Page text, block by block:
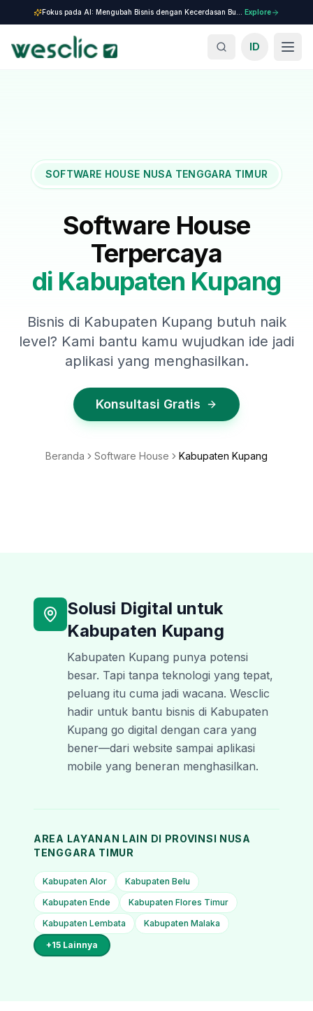
Explore
ID
SOFTWARE HOUSE NUSA TENGGARA TIMUR
Software House
Terpercaya
di Kabupaten Kupang
Bisnis di Kabupaten Kupang butuh naik
level? Kami bantu kamu wujudkan ide jadi
aplikasi yang menghasilkan.
Konsultasi Gratis
Beranda Software House Kabupaten Kupang
Solusi Digital untuk
Kabupaten Kupang
Kabupaten Kupang punya potensi
besar. Tapi tanpa teknologi yang tepat,
peluang itu cuma jadi wacana. Wesclic
hadir untuk bantu bisnis di Kabupaten
Kupang go digital dengan cara yang
bener—dari website sampai aplikasi
mobile yang beneran menghasilkan.
AREA LAYANAN LAIN DI PROVINSI NUSA
TENGGARA TIMUR
Kabupaten Alor
Kabupaten Belu
Kabupaten Ende
Kabupaten Flores Timur
Kabupaten Lembata
Kabupaten Malaka
+15 Lainnya